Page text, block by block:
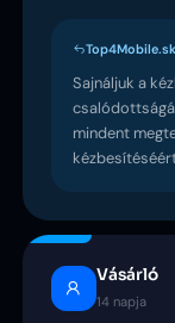
Top4Mobile.sk
Sajnáljuk a
mindent
Vásárló
14 napja